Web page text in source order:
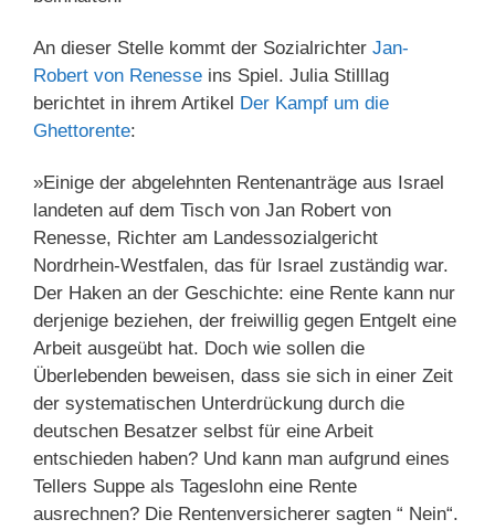
An dieser Stelle kommt der Sozialrichter Jan-
Robert von Renesse ins Spiel. Julia Stilllag
berichtet in ihrem Artikel
Der Kampf um die
Ghettorente:
»Einige der abgelehnten Rentenanträge aus Israel
landeten auf dem Tisch von Jan Robert von
Renesse, Richter am Landessozialgericht
Nordrhein-Westfalen, das für Israel zuständig war.
Der Haken an der Geschichte: eine Rente kann nur
derjenige beziehen, der freiwillig gegen Entgelt eine
Arbeit ausgeübt hat. Doch wie sollen die
Überlebenden beweisen, dass sie sich in einer Zeit
der systematischen Unterdrückung durch die
deutschen Besatzer selbst für eine Arbeit
entschieden haben? Und kann man aufgrund eines
Tellers Suppe als Tageslohn eine Rente
ausrechnen? Die Rentenversicherer sagten “ Nein“.